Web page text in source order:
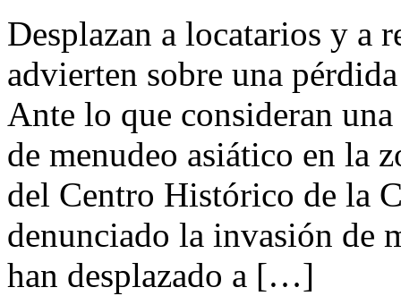
Desplazan a locatarios y a
advierten sobre una
Ante lo que consideran
de menudeo asiático en la
del Centro Histórico de la
denunciado la invasión de
han desplazado a […]